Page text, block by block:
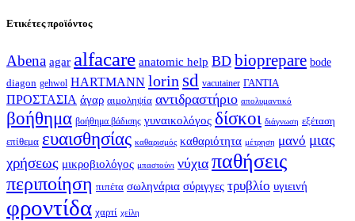
Ετικέτες προϊόντος
Abena agar alfacare anatomic help BD bioprepare bode
diagon gehwol HARTMANN lorin sd vacutainer ΓΑΝΤΙΑ
ΠΡΟΣΤΑΣΙΑ άγαρ αιμοληψία αντιδραστήριο απολυμαντικό
βοήθημα βοήθημα βάδισης γυναικολόγος δίσκοι διάγνωση εξέταση
επίθεμα ευαισθησίας καθαρισμός καθαριότητα μέτρηση μανό μιας
χρήσεως μικροβιολόγος μπαστούνι νύχια παθήσεις
περιποίηση πιπέτα σωληνάρια σύριγγες τρυβλίο υγιεινή
φροντίδα χαρτί χείλη